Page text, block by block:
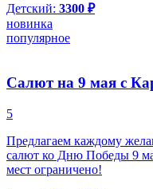
Детский: 3300 ₽
новинка
популярное
Салют на 9 мая с
5
Предлагаем каждому
салют ко Дню Победы 9
мест ограничено!